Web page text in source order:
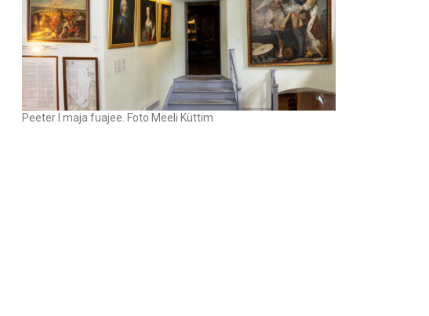
device
users
can
use
touch
and
Peeter I maja fuajee. Foto Meeli Küttim